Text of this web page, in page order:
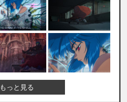
もっと見る